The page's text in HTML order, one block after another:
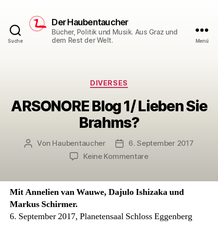
Suche
Der Haubentaucher
Bücher, Politik und Musik. Aus Graz und
dem Rest der Welt.
Menü
Kategorien
DIVERSES
ARSONORE Blog 1/ Lieben Sie
Brahms?
Beitragsautor
Von Haubentaucher Veröffentlichungsdatum
6. September 2017
Keine Kommentarezu
1/
Brahms?
Mit Annelien van Wauwe, Dajulo Ishizaka und
Markus Schirmer.
6. September 2017, Planetensaal Schloss Eggenberg